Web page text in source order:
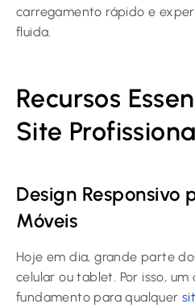
carregamento rápido e
fluida.
Recursos
Site
Design Responsivo
Móveis
Hoje em dia, grande parte
celular ou tablet. Por isso,
fundamento para qualquer